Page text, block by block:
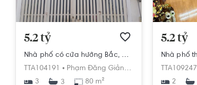
5.2 tỷ
Nhà phố có cửa hướng Bắc, diện tích 80m2 rộng thoáng.
TTA104191 • Phạm Đăng Giảng, Bình Hưng Hòa,
3
3 80 m²
5.2 tỷ
2